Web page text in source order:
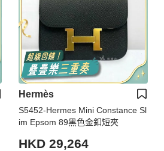
Hermès
S5452-Hermes Mini Constance Sl
im Epsom 89黑色金釦短夾
HKD 29,264